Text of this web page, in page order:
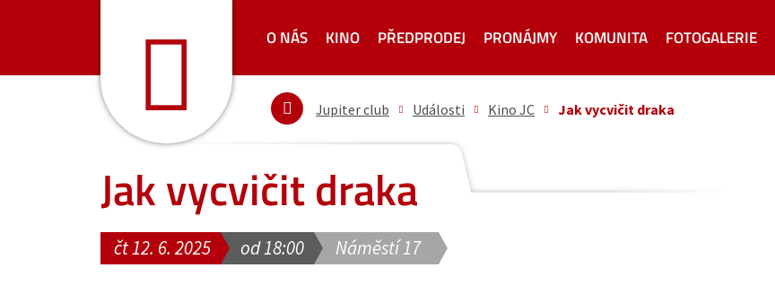
O NÁS KINO PŘEDPRODEJ PRONÁJMY KOMUNITA FOTOGALERIE
Jupiter club Události Kino JC Jak vycvičit draka
Jak vycvičit draka
čt 12. 6. 2025 od 18:00 Náměstí 17